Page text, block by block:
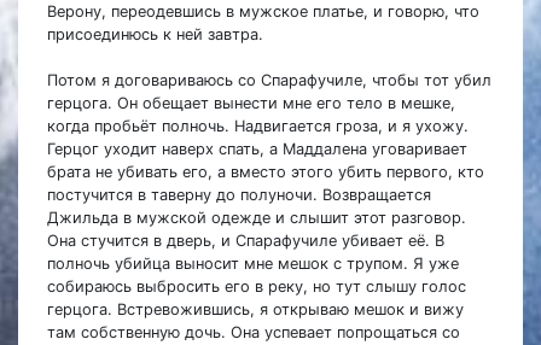
Верону, переодевшись в мужское платье, и говорю, что
присоединюсь к ней завтра.
Потом я договариваюсь со Спарафучиле, чтобы тот убил
герцога. Он обещает вынести мне его тело в мешке,
когда пробьёт полночь. Надвигается гроза, и я ухожу.
Герцог уходит наверх спать, а Маддалена уговаривает
брата не убивать его, а вместо этого убить первого, кто
постучится в таверну до полуночи. Возвращается
Джильда в мужской одежде и слышит этот разговор.
Она стучится в дверь, и Спарафучиле убивает её. В
полночь убийца выносит мне мешок с трупом. Я уже
собираюсь выбросить его в реку, но тут слышу голос
герцога. Встревожившись, я открываю мешок и вижу
там собственную дочь. Она успевает попрощаться со